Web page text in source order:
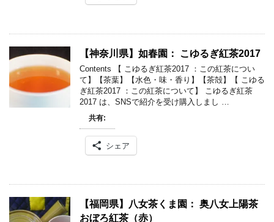
【神奈川県】如春園： こゆるぎ紅茶2017
Contents 【 こゆるぎ紅茶2017 ：この紅茶につい
て】【茶葉】【水色・味・香り】【茶殻】【 こゆる
ぎ紅茶2017 ：この紅茶について】 こゆるぎ紅茶
2017 は、SNSで紹介を受け購入しまし …
共有:
シェア
【福岡県】八女茶くま園： 奥八女上陽茶
おぼろ紅茶（赤）